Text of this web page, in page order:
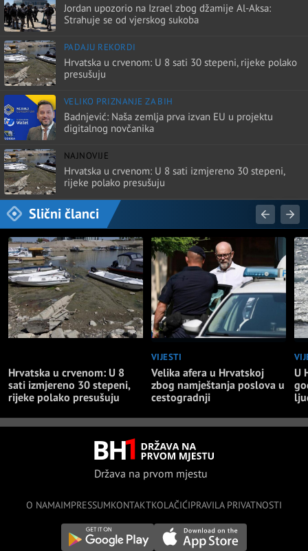
Jordan upozorio na Izrael zbog džamije Al-Aksa:
Strahuje se od vjerskog sukoba
PADAJU REKORDI
Hrvatska u crvenom: U 8 sati 30 stepeni, rijeke polako
presušuju
VELIKO PRIZNANJE ZA BIH
Badnjević: Naša zemlja prva izvan EU u projektu
digitalnog novčanika
NAJNOVIJE
Hrvatska u crvenom: U 8 sati izmjereno 30 stepeni,
rijeke polako presušuju
Slični članci
Hrvatska u crvenom: U 8
sati izmjereno 30 stepeni,
rijeke polako presušuju
VIJESTI
Velika afera u Hrvatskoj
zbog namještanja poslova u
cestogradnji
U
Država na prvom mjestu
O NAMAIMPRESSUMKONTAKTKOLAČIĆIPRAVILA PRIVATNOSTI